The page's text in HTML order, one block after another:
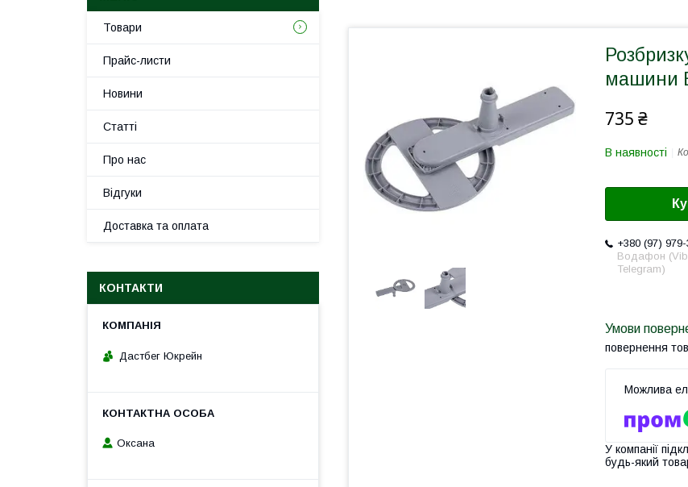
машини
735 ₴
В наявності
+380 (97)
Водафон
Telegram)
повернення
У компанії
будь-який
Товари
Прайс-листи
Новини
Статті
Про нас
Відгуки
Доставка та оплата
КОНТАКТИ
Дастбег Юкрейн
Оксана